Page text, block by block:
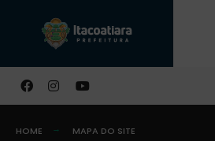
HOME MAPA DO SITE
Buscar